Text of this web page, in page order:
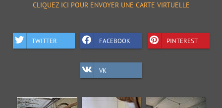
CLIQUEZ ICI POUR ENVOYER UNE CARTE VIRTUELLE
TWITTER FACEBOOK PINTEREST
VK